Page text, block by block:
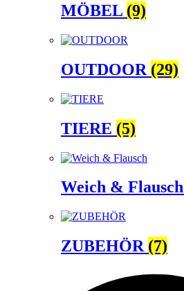
MÖBEL (9)
OUTDOOR (29)
TIERE (5)
Weich & Flausch
ZUBEHÖR (7)